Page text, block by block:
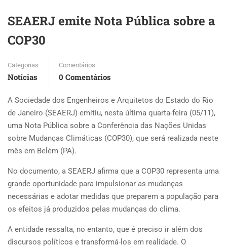
SEAERJ emite Nota Pública sobre a
COP30
Categorias
Notícias
Comentários
0 Comentários
A Sociedade dos Engenheiros e Arquitetos do Estado do Rio
de Janeiro (SEAERJ) emitiu, nesta última quarta-feira (05/11),
uma Nota Pública sobre a Conferência das Nações Unidas
sobre Mudanças Climáticas (COP30), que será realizada neste
mês em Belém (PA).
No documento, a SEAERJ afirma que a COP30 representa uma
grande oportunidade para impulsionar as mudanças
necessárias e adotar medidas que preparem a população para
os efeitos já produzidos pelas mudanças do clima.
A entidade ressalta, no entanto, que é preciso ir além dos
discursos políticos e transformá-los em realidade. O